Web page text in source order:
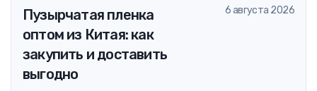
Пузырчатая пленка
оптом из Китая: как
закупить и доставить
выгодно
6 августа 2026